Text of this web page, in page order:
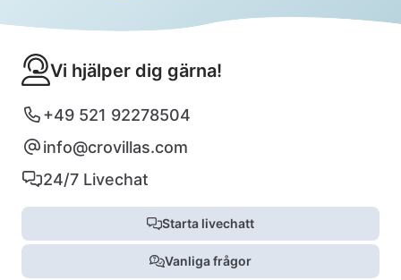
Vi hjälper dig gärna!
+49 521 92278504
info@crovillas.com
24/7 Livechat
Starta livechatt
Vanliga frågor